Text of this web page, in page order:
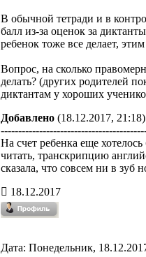
В обычной тетради и в
балл из-за оценок за
ребенок тоже все делает,
Вопрос, на сколько
делать? (других родителей
диктантам у хороших
Добавлено (18.12.2017, 21:18)
На счет ребенка еще
читать, транскрипцию
сказала, что совсем ни в
18.12.2017
Дата: Понедельник,